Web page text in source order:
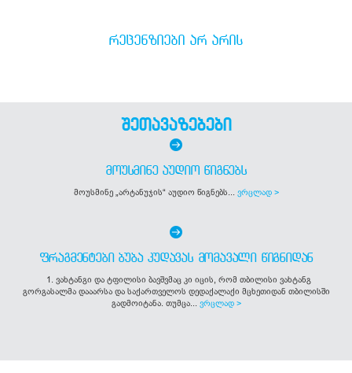
ᲠᲔᲪᲔᲜᲖᲘᲔᲑᲘ ᲐᲠ ᲐᲠᲘᲡ
შეთავაზებები
ᲛᲝᲣᲡᲛᲘᲜᲔ ᲐᲣᲓᲘᲝ ᲬᲘᲒᲜᲔᲑᲡ
მოუსმინე „არტანუჯის“ აუდიო წიგნებს... ვრცლად >
ᲤᲠᲐᲒᲛᲔᲜᲢᲔᲑᲘ ᲑᲣᲑᲐ ᲙᲣᲓᲐᲕᲐᲡ ᲛᲝᲛᲐᲕᲐᲚᲘ ᲬᲘᲒᲜᲘᲓᲐᲜ
1. ვახტანგი და ტფილისი ბავშვმაც კი იცის, რომ თბილისი ვახტანგ
გორგასალმა დააარსა და საქართველოს დედაქალაქი მცხეთიდან თბილისში
გადმოიტანა. თუმცა... ვრცლად >